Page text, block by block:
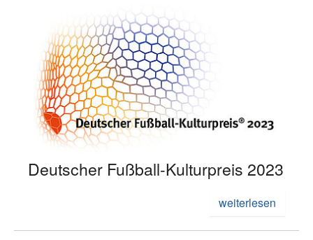
Deutscher Fußball-Kulturpreis 2023
weiterlesen